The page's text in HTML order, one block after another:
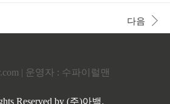
시기까지정리해드릴게
인가요? 항목내용학명Er
슈퍼푸드 채소 🌱 루꼴라
앗 or 모종루꼴라 씨앗
구입화분 or 플랜터..
다음
| 운영자 : 수파이럴맨
Reserved by (주)아백.